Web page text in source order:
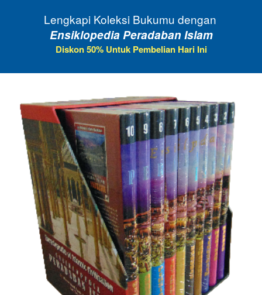
Ensiklopedia Peradaban Islam
Diskon 50% Untuk Pembelian Hari Ini